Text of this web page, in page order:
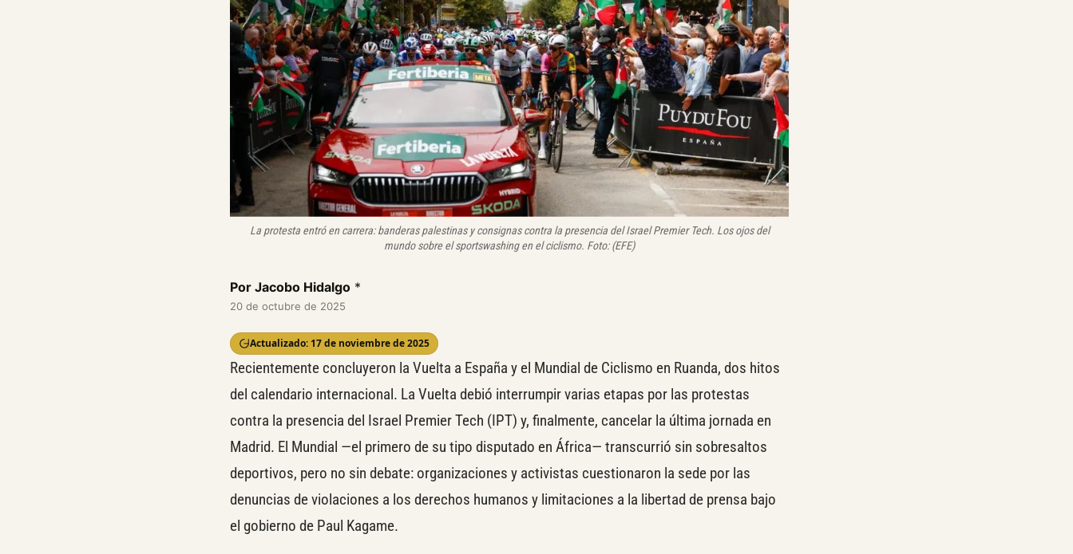
La protesta entró en carrera: banderas palestinas y consignas contra la presencia del Israel Premier Tech. Los ojos del
mundo sobre el sportswashing en el ciclismo. Foto: (EFE)
Por Jacobo Hidalgo *
20 de octubre de 2025
Actualizado: 17 de noviembre de 2025
Recientemente concluyeron la Vuelta a España y el Mundial de Ciclismo en Ruanda, dos hitos
del calendario internacional. La Vuelta debió interrumpir varias etapas por las protestas
contra la presencia del Israel Premier Tech (IPT) y, finalmente, cancelar la última jornada en
Madrid. El Mundial —el primero de su tipo disputado en África— transcurrió sin sobresaltos
deportivos, pero no sin debate: organizaciones y activistas cuestionaron la sede por las
denuncias de violaciones a los derechos humanos y limitaciones a la libertad de prensa bajo
el gobierno de Paul Kagame.